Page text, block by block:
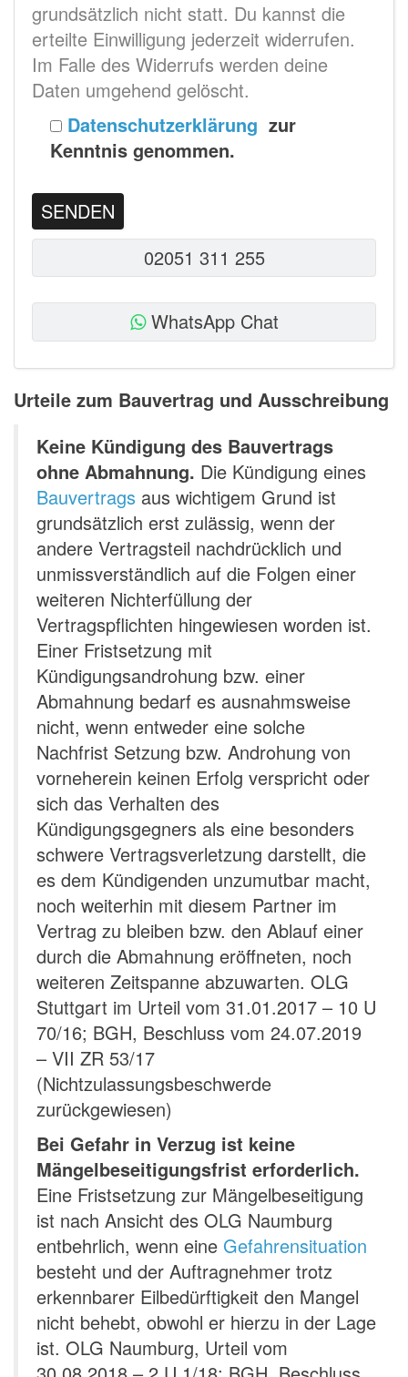
grundsätzlich nicht statt. Du kannst die
erteilte Einwilligung jederzeit widerrufen.
Im Falle des Widerrufs werden deine
Daten umgehend gelöscht.
Datenschutzerklärung zur
Kenntnis genommen.
02051 311 255
WhatsApp Chat
Urteile zum Bauvertrag und Ausschreibung
Keine Kündigung des Bauvertrags
ohne Abmahnung. Die Kündigung eines
Bauvertrags aus wichtigem Grund ist
grundsätzlich erst zulässig, wenn der
andere Vertragsteil nachdrücklich und
unmissverständlich auf die Folgen einer
weiteren Nichterfüllung der
Vertragspflichten hingewiesen worden ist.
Einer Fristsetzung mit
Kündigungsandrohung bzw. einer
Abmahnung bedarf es ausnahmsweise
nicht, wenn entweder eine solche
Nachfrist Setzung bzw. Androhung von
vorneherein keinen Erfolg verspricht oder
sich das Verhalten des
Kündigungsgegners als eine besonders
schwere Vertragsverletzung darstellt, die
es dem Kündigenden unzumutbar macht,
noch weiterhin mit diesem Partner im
Vertrag zu bleiben bzw. den Ablauf einer
durch die Abmahnung eröffneten, noch
weiteren Zeitspanne abzuwarten. OLG
Stuttgart im Urteil vom 31.01.2017 – 10 U
70/16; BGH, Beschluss vom 24.07.2019
– VII ZR 53/17
(Nichtzulassungsbeschwerde
zurückgewiesen)
Bei Gefahr in Verzug ist keine
Mängelbeseitigungsfrist erforderlich.
Eine Fristsetzung zur Mängelbeseitigung
ist nach Ansicht des OLG Naumburg
entbehrlich, wenn eine Gefahrensituation
besteht und der Auftragnehmer trotz
erkennbarer Eilbedürftigkeit den Mangel
nicht behebt, obwohl er hierzu in der Lage
ist. OLG Naumburg, Urteil vom